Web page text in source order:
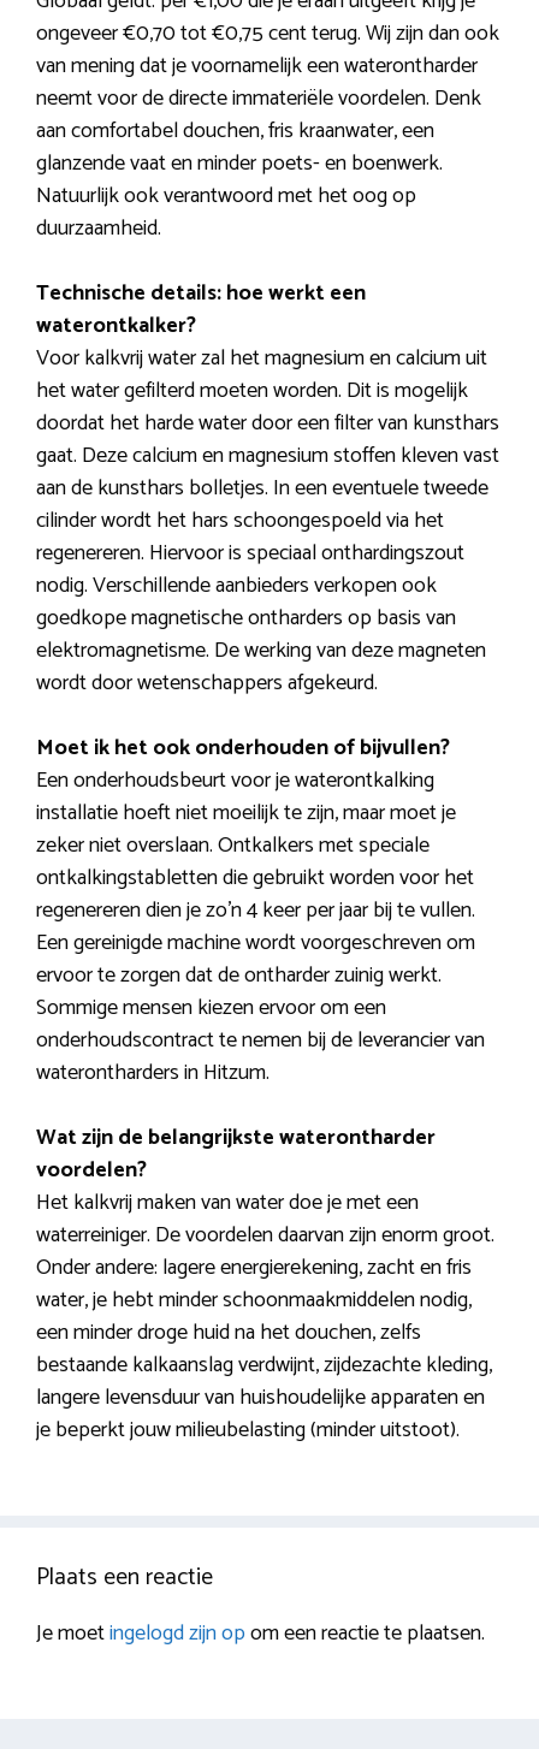
ongeveer €0,70 tot €0,75 cent terug. Wij zijn dan ook
van mening dat je voornamelijk een waterontharder
neemt voor de directe immateriële voordelen. Denk
aan comfortabel douchen, fris kraanwater, een
glanzende vaat en minder poets- en boenwerk.
Natuurlijk ook verantwoord met het oog op
duurzaamheid.
Technische details: hoe werkt een
waterontkalker?
Voor kalkvrij water zal het magnesium en calcium uit
het water gefilterd moeten worden. Dit is mogelijk
doordat het harde water door een filter van kunsthars
gaat. Deze calcium en magnesium stoffen kleven vast
aan de kunsthars bolletjes. In een eventuele tweede
cilinder wordt het hars schoongespoeld via het
regenereren. Hiervoor is speciaal onthardingszout
nodig. Verschillende aanbieders verkopen ook
goedkope magnetische ontharders op basis van
elektromagnetisme. De werking van deze magneten
wordt door wetenschappers afgekeurd.
Moet ik het ook onderhouden of bijvullen?
Een onderhoudsbeurt voor je waterontkalking
installatie hoeft niet moeilijk te zijn, maar moet je
zeker niet overslaan. Ontkalkers met speciale
ontkalkingstabletten die gebruikt worden voor het
regenereren dien je zo’n 4 keer per jaar bij te vullen.
Een gereinigde machine wordt voorgeschreven om
ervoor te zorgen dat de ontharder zuinig werkt.
Sommige mensen kiezen ervoor om een
onderhoudscontract te nemen bij de leverancier van
waterontharders in Hitzum.
Wat zijn de belangrijkste waterontharder
voordelen?
Het kalkvrij maken van water doe je met een
waterreiniger. De voordelen daarvan zijn enorm groot.
Onder andere: lagere energierekening, zacht en fris
water, je hebt minder schoonmaakmiddelen nodig,
een minder droge huid na het douchen, zelfs
bestaande kalkaanslag verdwijnt, zijdezachte kleding,
langere levensduur van huishoudelijke apparaten en
je beperkt jouw milieubelasting (minder uitstoot).
Plaats een reactie
Je moetingelogd zijn opom een reactie te plaatsen.